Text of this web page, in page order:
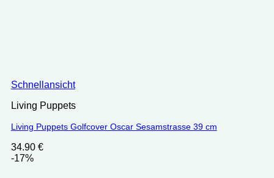
Schnellansicht
Living Puppets
Living Puppets Golfcover Oscar Sesamstrasse 39 cm
34.90 €
-17%